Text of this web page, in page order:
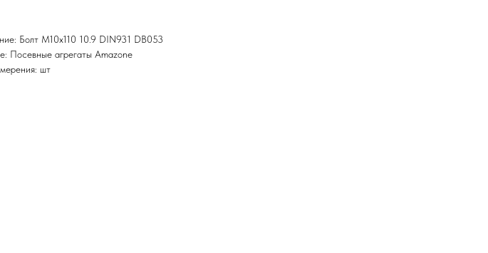
Болт М10х110 10.9 DIN931 DB053
Посевные агрегаты Amazone
шт